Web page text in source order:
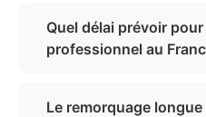
Quel délai prévoir
professionnel au
Le remorquage